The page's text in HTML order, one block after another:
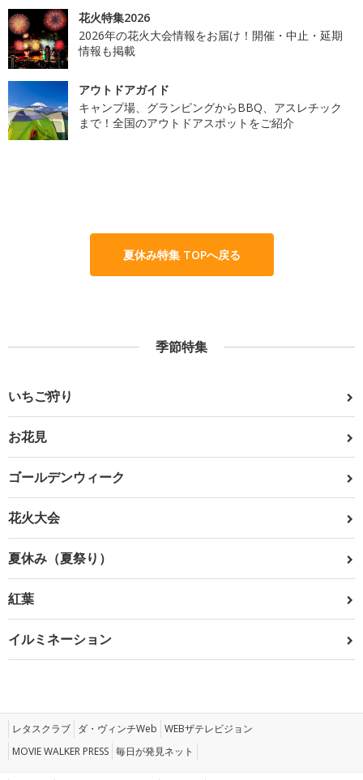
花火特集2026
2026年の花火大会情報をお届け！開催・中止・延期
情報も掲載
アウトドアガイド
キャンプ場、グランピングからBBQ、アスレチック
まで！全国のアウトドアスポットをご紹介
夏休み特集 TOPへ戻る
季節特集
いちご狩り
お花見
ゴールデンウィーク
花火大会
夏休み（夏祭り）
紅葉
イルミネーション
レタスクラブ ダ・ヴィンチWeb WEBザテレビジョン
MOVIE WALKER PRESS 毎日が発見ネット